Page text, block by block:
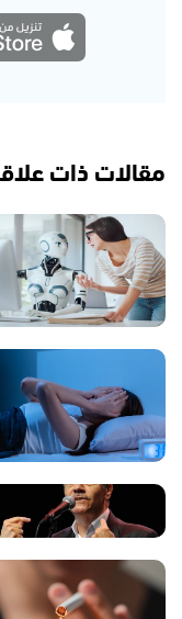
مقالات ذات